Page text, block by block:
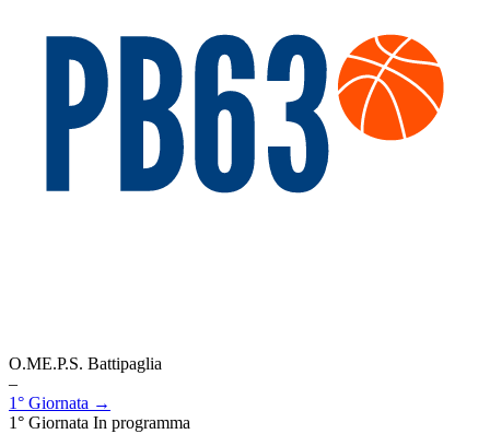
O.ME.P.S. Battipaglia
–
1° Giornata →
1° Giornata In programma